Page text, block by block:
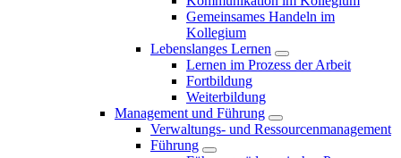
Gemeinsames Handeln im
Kollegium
Lebenslanges Lernen
Lernen im Prozess der Arbeit
Fortbildung
Weiterbildung
Management und Führung
Verwaltungs- und Ressourcenmanagement
Führung